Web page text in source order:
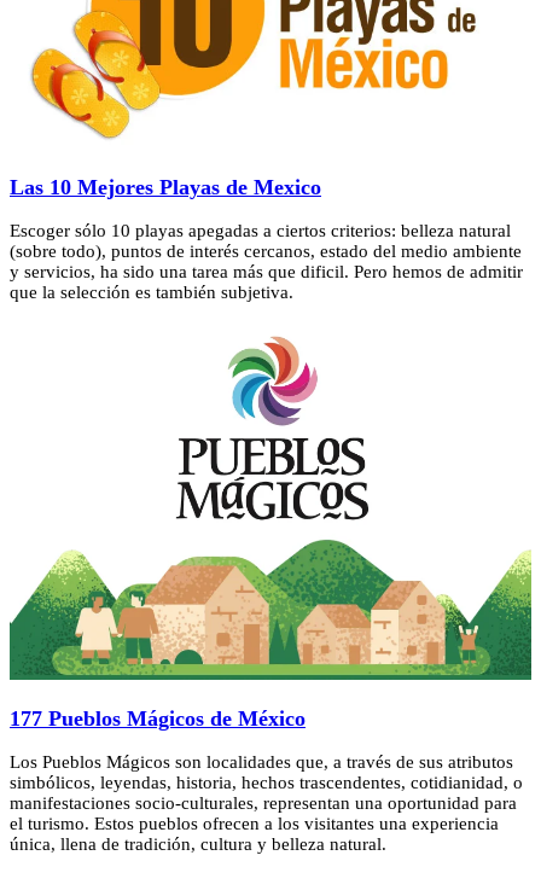
Las 10 Mejores Playas de Mexico
Escoger sólo 10 playas apegadas a ciertos criterios: belleza natural
(sobre todo), puntos de interés cercanos, estado del medio ambiente
y servicios, ha sido una tarea más que dificil. Pero hemos de admitir
que la selección es también subjetiva.
177 Pueblos Mágicos de México
Los Pueblos Mágicos son localidades que, a través de sus atributos
simbólicos, leyendas, historia, hechos trascendentes, cotidianidad, o
manifestaciones socio-culturales, representan una oportunidad para
el turismo. Estos pueblos ofrecen a los visitantes una experiencia
única, llena de tradición, cultura y belleza natural.